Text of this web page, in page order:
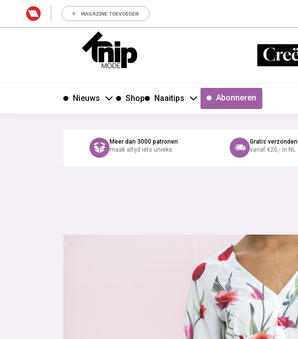
MAGAZINE TOEVOEGEN
Nieuws Shop Naaitips Abonneren
Meer dan 3000 patronen
maak altijd iets unieks
Gratis verzonden
vanaf €20,- in NL